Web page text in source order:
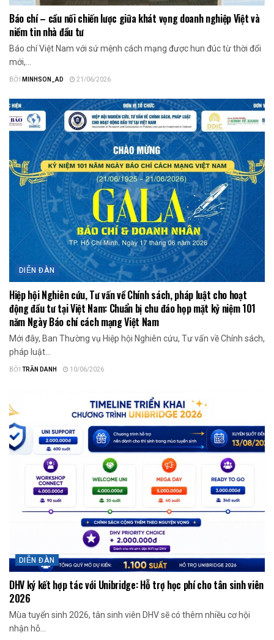
Báo chí – cầu nối chiến lược giữa khát vọng doanh nghiệp Việt và
niềm tin nhà đầu tư
Báo chí Việt Nam với sứ mệnh cách mạng được hun đúc từ thời đổi
mới,...
BỞI MINHSON_AD 21/06/2026
DIỄN ĐÀN
Hiệp hội Nghiên cứu, Tư vấn về Chính sách, pháp luật cho hoạt
động đầu tư tại Việt Nam: Chuẩn bị chu đáo họp mặt kỷ niệm 101
năm Ngày Báo chí cách mạng Việt Nam
Mới đây, Ban Thường vụ Hiệp hội Nghiên cứu, Tư vấn về Chính sách,
pháp luật...
BỞI TRẦN DANH 10/06/2026
DIỄN ĐÀN
DHV ký kết hợp tác với Unibridge: Hỗ trợ học phí cho tân sinh viên
2026
Mùa tuyển sinh 2026, tân sinh viên DHV sẽ có thêm nhiều cơ hội
nhận hỗ...